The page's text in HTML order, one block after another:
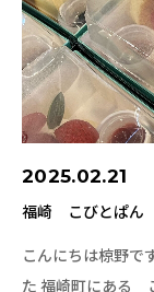
2025.02.21
福崎 こびとぱん
こんにちは椋野で
た 福崎町にある